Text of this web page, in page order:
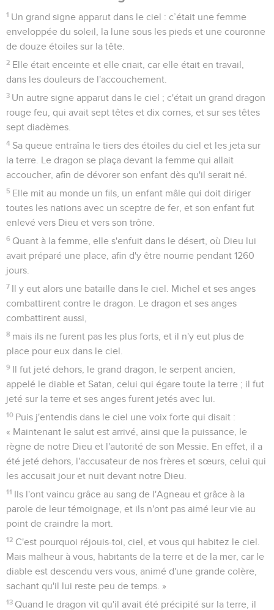
1 Un grand signe apparut dans le ciel : c’était une femme
enveloppée du soleil, la lune sous les pieds et une couronne
de douze étoiles sur la tête.
2 Elle était enceinte et elle criait, car elle était en travail,
dans les douleurs de l'accouchement.
3 Un autre signe apparut dans le ciel ; c'était un grand dragon
rouge feu, qui avait sept têtes et dix cornes, et sur ses têtes
sept diadèmes.
4 Sa queue entraîna le tiers des étoiles du ciel et les jeta sur
la terre. Le dragon se plaça devant la femme qui allait
accoucher, afin de dévorer son enfant dès qu'il serait né.
5 Elle mit au monde un fils, un enfant mâle qui doit diriger
toutes les nations avec un sceptre de fer, et son enfant fut
enlevé vers Dieu et vers son trône.
6 Quant à la femme, elle s'enfuit dans le désert, où Dieu lui
avait préparé une place, afin d'y être nourrie pendant 1260
jours.
7 Il y eut alors une bataille dans le ciel. Michel et ses anges
combattirent contre le dragon. Le dragon et ses anges
combattirent aussi,
8 mais ils ne furent pas les plus forts, et il n'y eut plus de
place pour eux dans le ciel.
9 Il fut jeté dehors, le grand dragon, le serpent ancien,
appelé le diable et Satan, celui qui égare toute la terre ; il fut
jeté sur la terre et ses anges furent jetés avec lui.
10 Puis j'entendis dans le ciel une voix forte qui disait :
« Maintenant le salut est arrivé, ainsi que la puissance, le
règne de notre Dieu et l'autorité de son Messie. En effet, il a
été jeté dehors, l'accusateur de nos frères et sœurs, celui qui
les accusait jour et nuit devant notre Dieu.
11 Ils l'ont vaincu grâce au sang de l'Agneau et grâce à la
parole de leur témoignage, et ils n'ont pas aimé leur vie au
point de craindre la mort.
12 C'est pourquoi réjouis-toi, ciel, et vous qui habitez le ciel.
Mais malheur à vous, habitants de la terre et de la mer, car le
diable est descendu vers vous, animé d'une grande colère,
sachant qu'il lui reste peu de temps. »
13 Quand le dragon vit qu'il avait été précipité sur la terre, il